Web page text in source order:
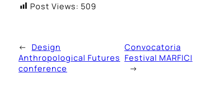
Post Views: 509
←
Design
Anthropological Futures
conference
Convocatoria
Festival MARFICI
→